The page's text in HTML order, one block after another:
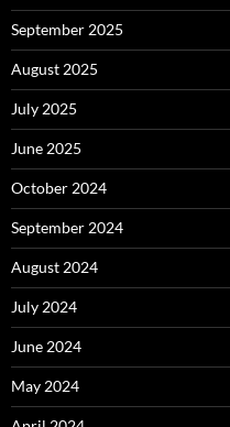
September 2025
August 2025
July 2025
June 2025
October 2024
September 2024
August 2024
July 2024
June 2024
May 2024